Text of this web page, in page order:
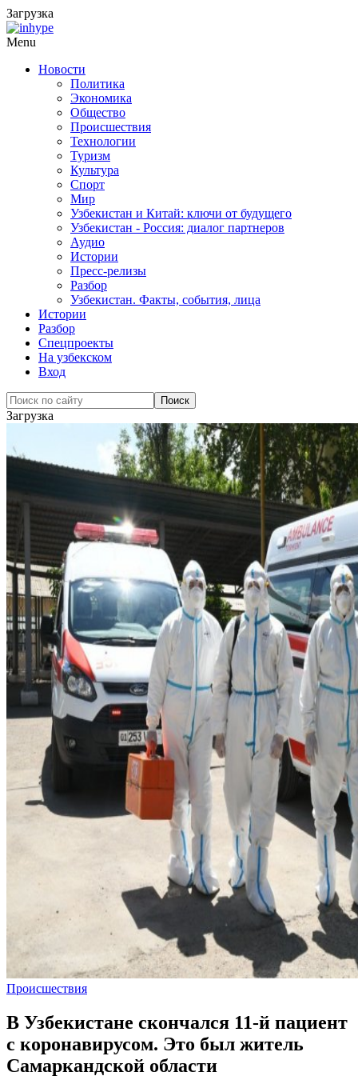
Загрузка
Menu
Новости
Политика
Экономика
Общество
Происшествия
Технологии
Туризм
Культура
Спорт
Мир
Узбекистан и Китай: ключи от будущего
Узбекистан - Россия: диалог партнеров
Аудио
Истории
Пресс-релизы
Разбор
Узбекистан. Факты, события, лица
Истории
Разбор
Спецпроекты
На узбекском
Вход
Загрузка
Происшествия
В Узбекистане скончался 11-й пациент
с коронавирусом. Это был житель
Самаркандской области